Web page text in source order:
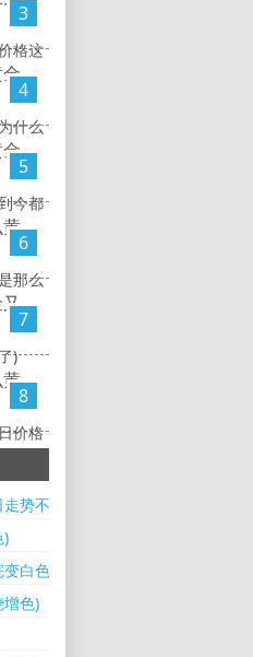
3
格这
4
什么
5
今都
6
那么
7
)
8
价格
势不好的原因)
)
白色)
色)